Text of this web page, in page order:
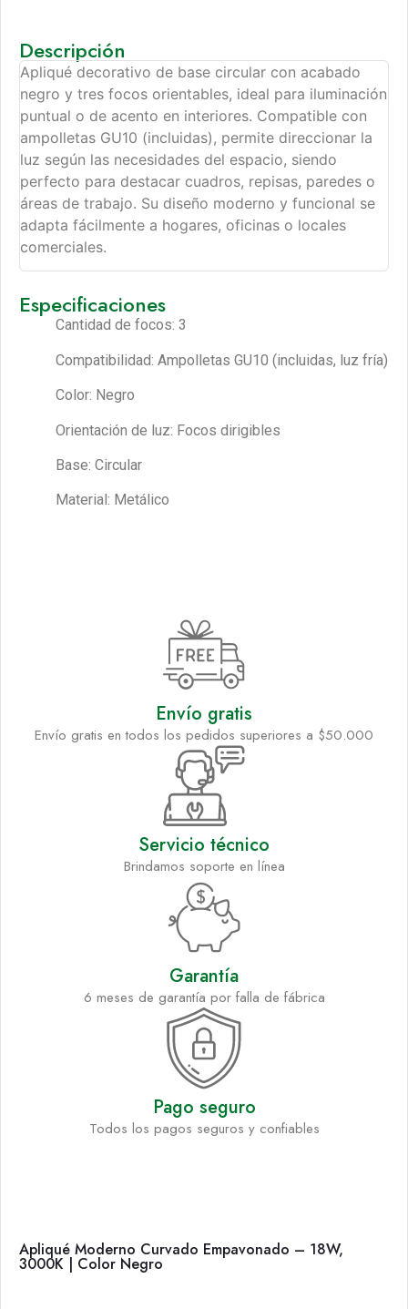
Descripción
Apliqué decorativo de base circular con acabado
negro y tres focos orientables, ideal para iluminación
puntual o de acento en interiores. Compatible con
ampolletas GU10 (incluidas), permite direccionar la
luz según las necesidades del espacio, siendo
perfecto para destacar cuadros, repisas, paredes o
áreas de trabajo. Su diseño moderno y funcional se
adapta fácilmente a hogares, oficinas o locales
comerciales.
Especificaciones
Cantidad de focos: 3
Compatibilidad: Ampolletas GU10 (incluidas, luz fría)
Color: Negro
Orientación de luz: Focos dirigibles
Base: Circular
Material: Metálico
Envío gratis
Envío gratis en todos los pedidos superiores a $50.000
Servicio técnico
Brindamos soporte en línea
Garantía
6 meses de garantía por falla de fábrica
Pago seguro
Todos los pagos seguros y confiables
Apliqué Moderno Curvado Empavonado – 18W,
3000K | Color Negro